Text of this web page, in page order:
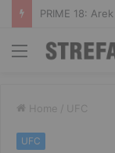
Menu
Home / UFC
UFC